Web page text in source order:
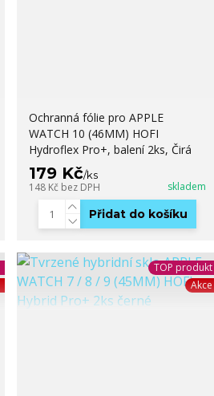
Ochranná fólie pro APPLE
WATCH 10 (46MM) HOFI
Hydroflex Pro+, balení 2ks, Čirá
179 Kč/ks
148 Kč bez DPH skladem
Přidat do košíku
TOP produkt
Akce